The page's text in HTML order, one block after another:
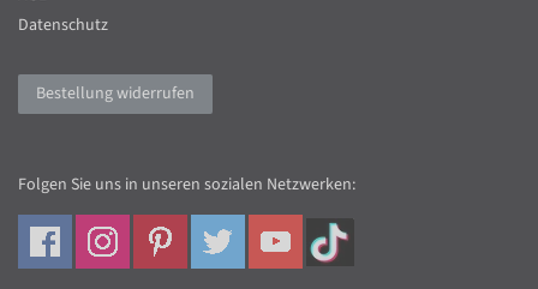
Datenschutz
Bestellung widerrufen
Folgen Sie uns in unseren sozialen Netzwerken: